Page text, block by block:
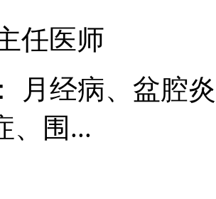
任医师
月经病、盆腔
、围...